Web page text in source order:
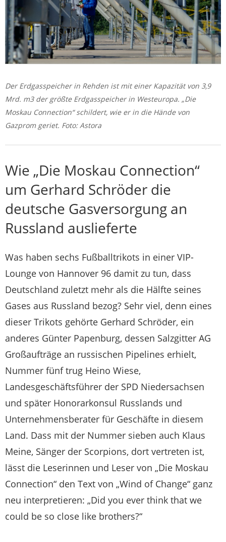
Der Erdgasspeicher in Rehden ist mit einer Kapazität von 3,9
Mrd. m3 der größte Erdgasspeicher in Westeuropa. „Die
Moskau Connection“ schildert, wie er in die Hände von
Gazprom geriet. Foto: Astora
Wie „Die Moskau Connection“
um Gerhard Schröder die
deutsche Gasversorgung an
Russland auslieferte
Was haben sechs Fußballtrikots in einer VIP-
Lounge von Hannover 96 damit zu tun, dass
Deutschland zuletzt mehr als die Hälfte seines
Gases aus Russland bezog? Sehr viel, denn eines
dieser Trikots gehörte Gerhard Schröder, ein
anderes Günter Papenburg, dessen Salzgitter AG
Großaufträge an russischen Pipelines erhielt,
Nummer fünf trug Heino Wiese,
Landesgeschäftsführer der SPD Niedersachsen
und später Honorarkonsul Russlands und
Unternehmensberater für Geschäfte in diesem
Land. Dass mit der Nummer sieben auch Klaus
Meine, Sänger der Scorpions, dort vertreten ist,
lässt die Leserinnen und Leser von „Die Moskau
Connection“ den Text von „Wind of Change“ ganz
neu interpretieren: „Did you ever think that we
could be so close like brothers?“